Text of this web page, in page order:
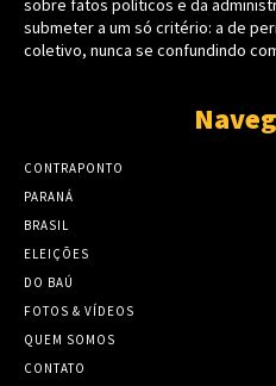
sobre fatos políticos e da
submeter a um só critério: a de
coletivo, nunca se confundindo
CONTRAPONTO
PARANÁ
BRASIL
ELEIÇÕES
DO BAÚ
FOTOS & VÍDEOS
QUEM SOMOS
CONTATO